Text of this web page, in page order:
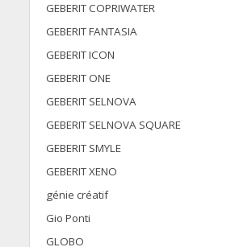
GEBERIT COPRIWATER
GEBERIT FANTASIA
GEBERIT ICON
GEBERIT ONE
GEBERIT SELNOVA
GEBERIT SELNOVA SQUARE
GEBERIT SMYLE
GEBERIT XENO
génie créatif
Gio Ponti
GLOBO